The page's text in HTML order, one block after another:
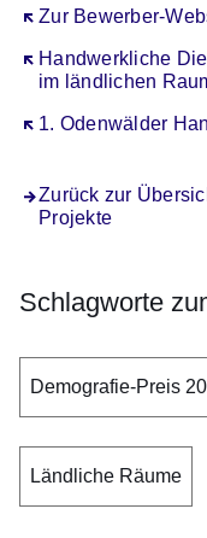
Zur Bewerber-
Öffnet sich in einem
Handwerkliche
im ländlichen
Öffnet sich in einem
1. Odenwälder
Öffnet sich in einem
Zurück zur
Projekte
Schlagworte
Demografie-Preis
Ländliche Räume